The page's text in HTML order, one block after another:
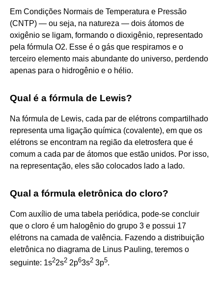
Em Condições Normais de Temperatura e Pressão
(CNTP) — ou seja, na natureza — dois átomos de
oxigênio se ligam, formando o dioxigênio, representado
pela fórmula O2. Esse é o gás que respiramos e o
terceiro elemento mais abundante do universo, perdendo
apenas para o hidrogênio e o hélio.
Qual é a fórmula de Lewis?
Na fórmula de Lewis, cada par de elétrons compartilhado
representa uma ligação química (covalente), em que os
elétrons se encontram na região da eletrosfera que é
comum a cada par de átomos que estão unidos. Por isso,
na representação, eles são colocados lado a lado.
Qual a fórmula eletrônica do cloro?
Com auxílio de uma tabela periódica, pode-se concluir
que o cloro é um halogênio do grupo 3 e possui 17
elétrons na camada de valência. Fazendo a distribuição
eletrônica no diagrama de Linus Pauling, teremos o
seguinte: 1s22s2 2p63s2 3p5.